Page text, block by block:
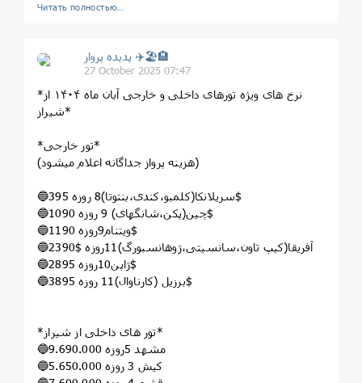
Читать полностью…
پديده پرواز ✈️🏖🏨
27 October 2025 07:47
*نرخ های ویژه تورهای داخلی و خارجی آبان ماه ۱۴۰۴ از
شیراز*
*تور خارجی*
(هزینه پرواز جداگانه اعلام میشود)
🔵سریلانکا(کلمبو،کندی،بنتوتا)8 روزه 395$
🔵چین(پکن،شانگهای) 9 روزه 1090$
🔵ویتنام9روزه 1190$
🔵آفریقا(کیپ تاون،سانسیتی،ژوهانسبورگ)11روزه $2390
🔵ژاپن10روزه 2895$
🔵برزیل (کارناوال)11 روزه 3895$
*تور های داخلی از شیراز*
🔵مشهد 5روزه 9.690.000
🔵کیش 3 روزه 5.650.000